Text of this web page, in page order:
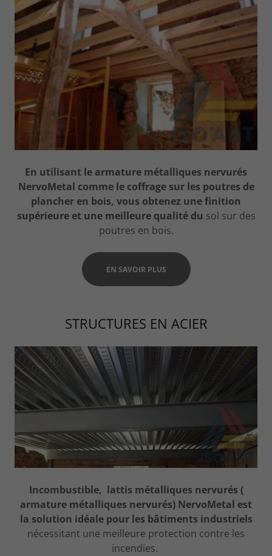
En utilisant le armature métalliques nervurés
NervoMetal comme le coffrage sur les poutres de
plancher en bois, vous obtenez une finition
supérieure et une meilleure qualité du sol sur des
poutres en bois.
EN SAVOIR PLUS
STRUCTURES EN ACIER
Incombustible, lattis métalliques nervurés (
armature métalliques nervurés) NervoMetal est
la solution idéale pour les bâtiments industriels
nécessitant une meilleure protection contre les
incendies.